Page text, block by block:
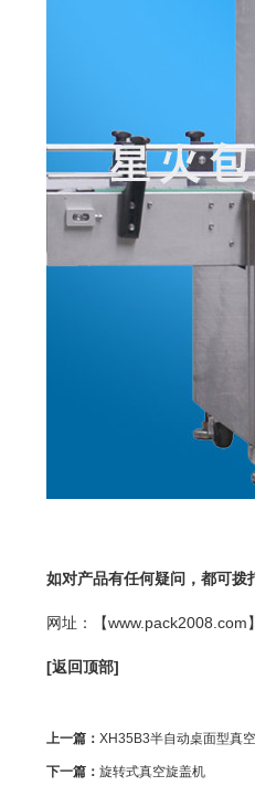
如对产品有任何疑问，都可
网址：【www.pack2008.com】
[返回顶部]
上一篇： XH35B3半自动桌面型真
下一篇： 旋转式真空旋盖机